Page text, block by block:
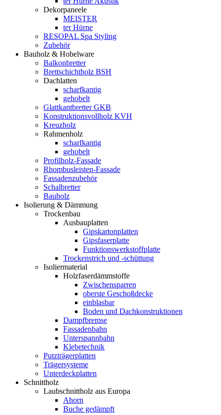
Dekorpaneele
MEISTER
ter Hürne
RESOPAL Spa Styling
Zubehör
Bauholz & Hobelware
Balkonbretter
Brettschichtholz BSH
Dachlatten
scharfkantig
gehobelt
Glattkantbretter GKB
Konstruktionsvollholz KVH
Kreuzholz
Rahmenholz
scharfkantig
gehobelt
Profilholz-Fassade
Rhombusleisten-Fassade
Fassadenzubehör
Schalbretter
Bauholz
Isolierung & Dämmung
Trockenbau
Ausbauplatten
Gipskartonplatten
Gipsfaserplatte
Funktionswerkstoffplatte
Trockenstrich und -schüttung
Isoliermaterial
Holzfaserdämmstoffe
Zwischensparren
oberste Geschoßdecke
einblasbar
Boden und Dachkonstruktionen
Dampfbremse
Fassadenbahn
Unterspannbahn
Klebetechnik
Putzträgerplatten
Trägersysteme
Unterdeckplatten
Schnittholz
Laubschnittholz aus Europa
Ahorn
Buche gedämpft